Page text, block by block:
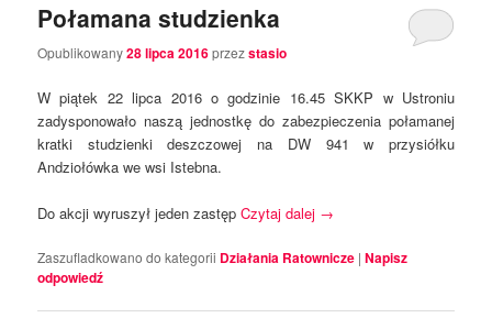
Połamana studzienka
Opublikowany28 lipca 2016przezstasio
W piątek 22 lipca 2016 o godzinie 16.45 SKKP w Ustroniu
zadysponowało naszą jednostkę do zabezpieczenia połamanej
kratki studzienki deszczowej na DW 941 w przysiółku
Andziołówka we wsi Istebna.
Do akcji wyruszył jeden zastępCzytaj dalej →
Zaszufladkowano do kategorii Działania Ratownicze | Napisz
odpowiedź